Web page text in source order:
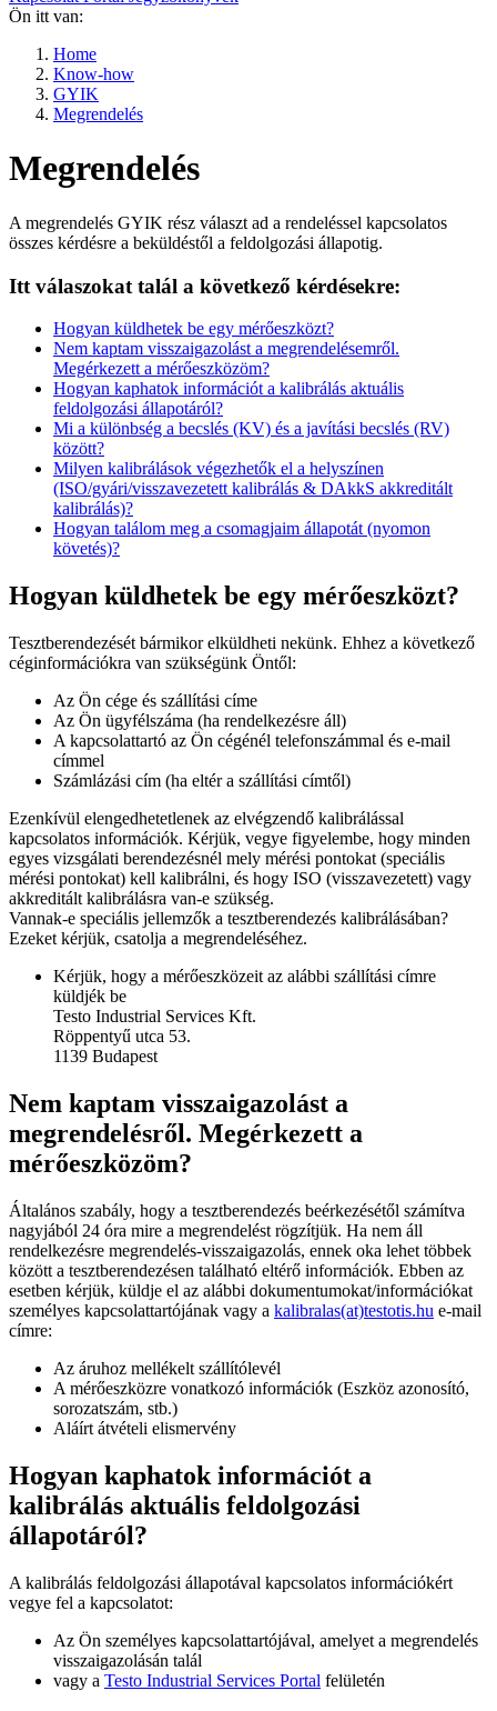
Ön itt van:
Home
Know-how
GYIK
Megrendelés
Megrendelés
A megrendelés GYIK rész választ ad a rendeléssel kapcsolatos
összes kérdésre a beküldéstől a feldolgozási állapotig.
Itt válaszokat talál a következő kérdésekre:
Hogyan küldhetek be egy mérőeszközt?
Nem kaptam visszaigazolást a megrendelésemről.
Megérkezett a mérőeszközöm?
Hogyan kaphatok információt a kalibrálás aktuális
feldolgozási állapotáról?
Mi a különbség a becslés (KV) és a javítási becslés (RV)
között?
Milyen kalibrálások végezhetők el a helyszínen
(ISO/gyári/visszavezetett kalibrálás & DAkkS akkreditált
kalibrálás)?
Hogyan találom meg a csomagjaim állapotát (nyomon
követés)?
Hogyan küldhetek be egy mérőeszközt?
Tesztberendezését bármikor elküldheti nekünk. Ehhez a következő
céginformációkra van szükségünk Öntől:
Az Ön cége és szállítási címe
Az Ön ügyfélszáma (ha rendelkezésre áll)
A kapcsolattartó az Ön cégénél telefonszámmal és e-mail
címmel
Számlázási cím (ha eltér a szállítási címtől)
Ezenkívül elengedhetetlenek az elvégzendő kalibrálással
kapcsolatos információk. Kérjük, vegye figyelembe, hogy minden
egyes vizsgálati berendezésnél mely mérési pontokat (speciális
mérési pontokat) kell kalibrálni, és hogy ISO (visszavezetett) vagy
akkreditált kalibrálásra van-e szükség.
Vannak-e speciális jellemzők a tesztberendezés kalibrálásában?
Ezeket kérjük, csatolja a megrendeléséhez.
Kérjük, hogy a mérőeszközeit az alábbi szállítási címre
küldjék be
Testo Industrial Services Kft.
Röppentyű utca 53.
1139 Budapest
Nem kaptam visszaigazolást a
megrendelésről. Megérkezett a
mérőeszközöm?
Általános szabály, hogy a tesztberendezés beérkezésétől számítva
nagyjából 24 óra mire a megrendelést rögzítjük. Ha nem áll
rendelkezésre megrendelés-visszaigazolás, ennek oka lehet többek
között a tesztberendezésen található eltérő információk. Ebben az
esetben kérjük, küldje el az alábbi dokumentumokat/információkat
személyes kapcsolattartójának vagy a kalibralas(at)testotis.hu e-mail
címre:
Az áruhoz mellékelt szállítólevél
A mérőeszközre vonatkozó információk (Eszköz azonosító,
sorozatszám, stb.)
Aláírt átvételi elismervény
Hogyan kaphatok információt a
kalibrálás aktuális feldolgozási
állapotáról?
A kalibrálás feldolgozási állapotával kapcsolatos információkért
vegye fel a kapcsolatot:
Az Ön személyes kapcsolattartójával, amelyet a megrendelés
visszaigazolásán talál
vagy a Testo Industrial Services Portal felületén